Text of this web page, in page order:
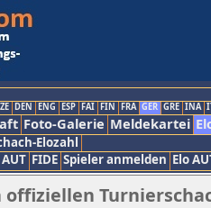
DEN ENG ESP FAI FIN FRA GER GRE INA
Foto-Galerie Meldekartei
Elozahl
FIDE Spieler anmelden Elo